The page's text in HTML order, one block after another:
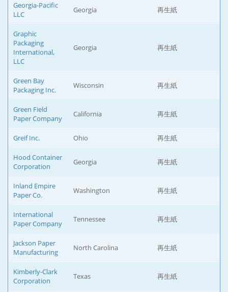
Georgia-Pacific
LLC
Georgia 再生紙
Graphic
Packaging
International,
LLC
Georgia 再生紙
Green Bay
Packaging Inc.
Wisconsin 再生紙
Green Field
Paper Company
California 再生紙
Greif Inc. Ohio 再生紙
Hood Container
Corporation
Georgia 再生紙
Inland Empire
Paper Co.
Washington 再生紙
International
Paper Company
Tennessee 再生紙
Jackson Paper
Manufacturing
North Carolina 再生紙
Kimberly-Clark
Corporation
Texas 再生紙